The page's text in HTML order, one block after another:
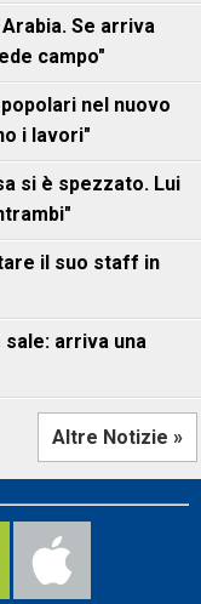
Se arriva
campo"
nel nuovo
i lavori"
si è spezzato. Lui
il suo staff in
sale: arriva una
Altre Notizie »